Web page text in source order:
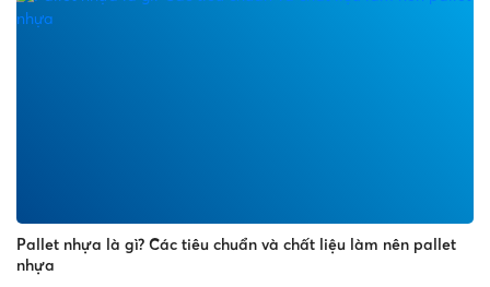
Pallet nhựa là gì? Các tiêu chuẩn và chất liệu làm nên pallet
nhựa